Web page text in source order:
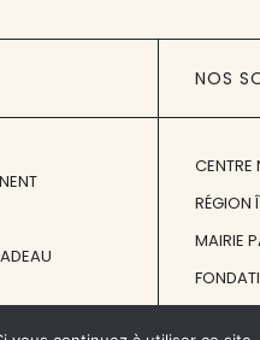
NOS
CENTRE
RÉGION
MAIRIE